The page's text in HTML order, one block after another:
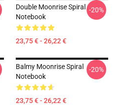
Double Moonrise Spiral
Notebook
23,75 € - 26,22 €
-20%
Balmy Moonrise Spiral
Notebook
23,75 € - 26,22 €
-20%